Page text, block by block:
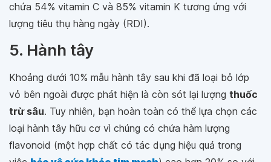
chứa 54% vitamin C và 85% vitamin K tương ứng với
lượng tiêu thụ hàng ngày (RDI).
5. Hành tây
Khoảng dưới 10% mẫu hành tây sau khi đã loại bỏ lớp
vỏ bên ngoài được phát hiện là còn sót lại lượng thuốc
trừ sâu. Tuy nhiên, bạn hoàn toàn có thể lựa chọn các
loại hành tây hữu cơ vì chúng có chứa hàm lượng
flavonoid (một hợp chất có tác dụng hiệu quả trong